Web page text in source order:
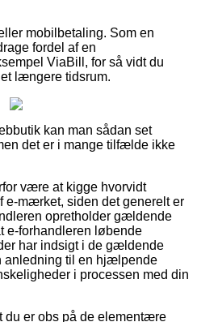
mobilbetaling. Som en
fordel af en
ViaBill, for så vidt du
længere tidsrum.
kan man sådan set
det er i mange tilfælde ikke
være at kigge hvorvidt
e-mærket, siden det generelt er
opretholder gældende
e-forhandleren løbende
har indsigt i de gældende
anledning til en hjælpende
i processen med din
du er obs på de elementære